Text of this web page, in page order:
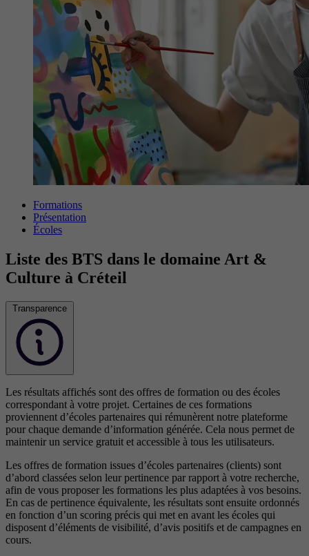
Formations
Présentation
Écoles
Liste des BTS dans le domaine Art &
Culture à Créteil
Transparence
Les résultats affichés sont des offres de formation ou des écoles
correspondant à votre projet. Certaines de ces formations
proviennent d’écoles partenaires qui rémunèrent notre plateforme
pour chaque demande d’information générée. Cela nous permet de
maintenir un service gratuit et accessible à tous les utilisateurs.
Les offres de formation issues d’écoles partenaires (clients) sont
d’abord classées selon leur pertinence par rapport à votre recherche,
afin de vous proposer les formations les plus adaptées à vos besoins.
En cas de pertinence équivalente, les résultats sont ensuite ordonnés
en fonction d’un scoring précis qui met en avant les écoles qui
disposent d’éléments de visibilité, d’avis positifs et de campagnes en
cours.